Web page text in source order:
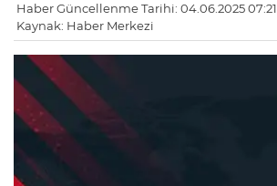
Haber Güncellenme Tarihi: 04.06.2025 07:21
Kaynak: Haber Merkezi